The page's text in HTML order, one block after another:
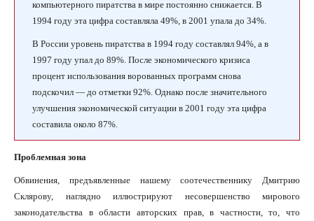
компьютерного пиратства в мире постоянно снижается. В
1994 году эта цифра составляла 49%, в 2001 упала до 34%.
В России уровень пиратства в 1994 году составлял 94%, а в
1997 году упал до 89%. После экономического кризиса
процент использования ворованных программ снова
подскочил — до отметки 92%. Однако после значительного
улучшения экономической ситуации в 2001 году эта цифра
составила около 87%.
Проблемная зона
Обвинения, предъявленные нашему соотечественнику Дмитрию
Склярову, наглядно иллюстрируют несовершенство мирового
законодательства в области авторских прав, в частности, то, что